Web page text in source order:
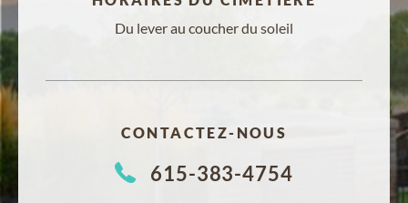
Du lever au coucher du soleil
CONTACTEZ-NOUS
615-383-4754